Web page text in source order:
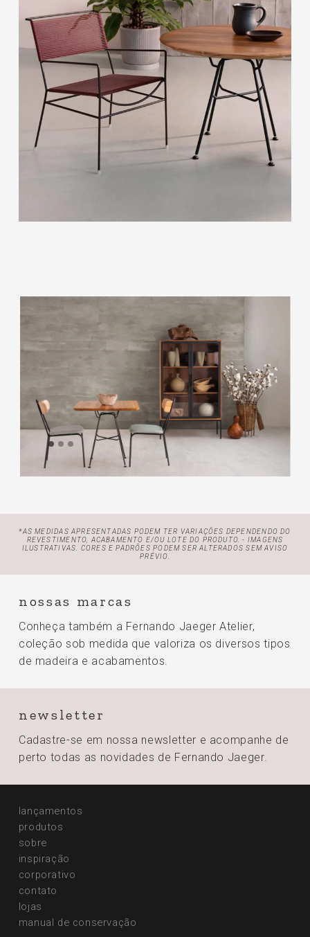
*AS MEDIDAS APRESENTADAS PODEM TER VARIAÇÕES DEPENDENDO DO
REVESTIMENTO, ACABAMENTO E/OU LOTE DO PRODUTO. - IMAGENS
ILUSTRATIVAS. CORES E PADRÕES PODEM SER ALTERADOS SEM AVISO
PRÉVIO.
nossas marcas
Conheça também a Fernando Jaeger Atelier,
coleção sob medida que valoriza os diversos tipos
de madeira e acabamentos.
newsletter
Cadastre-se em nossa newsletter e acompanhe de
perto todas as novidades de Fernando Jaeger.
lançamentos
produtos
sobre
inspiração
corporativo
contato
lojas
manual de conservação